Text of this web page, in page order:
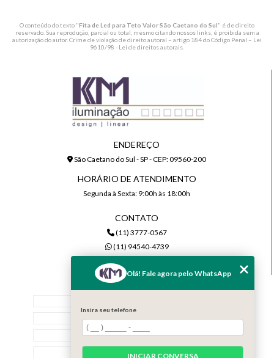
O conteúdo do texto "Fita de Led para Teto Valor São Caetano do Sul" é de direito
reservado. Sua reprodução, parcial ou total, mesmo citando nossos links, é proibida sem a
autorização do autor. Crime de violação de direito autoral – artigo 184 do Código Penal – Lei
9610/98 - Lei de direitos autorais
ENDEREÇO
São Caetano do Sul - SP - CEP: 09560-200
HORÁRIO DE ATENDIMENTO
Segunda à Sexta: 9:00h às 18:00h
CONTATO
(11) 3777-0567
(11) 94540-4739
Quem Somos
Serviços
Contato
Olá! Fale agora pelo WhatsApp
Insira seu telefone
INICIAR CONVERSA